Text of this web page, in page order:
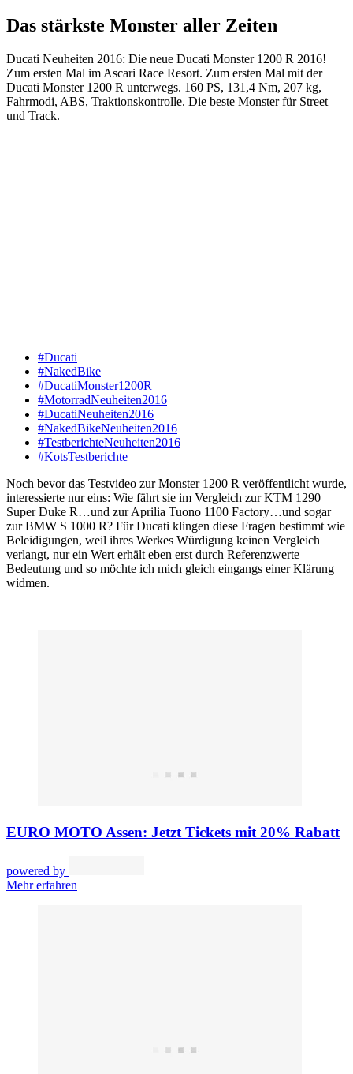
Das stärkste Monster aller Zeiten
Ducati Neuheiten 2016: Die neue Ducati Monster 1200 R 2016!
Zum ersten Mal im Ascari Race Resort. Zum ersten Mal mit der
Ducati Monster 1200 R unterwegs. 160 PS, 131,4 Nm, 207 kg,
Fahrmodi, ABS, Traktionskontrolle. Die beste Monster für Street
und Track.
#Ducati
#NakedBike
#DucatiMonster1200R
#MotorradNeuheiten2016
#DucatiNeuheiten2016
#NakedBikeNeuheiten2016
#TestberichteNeuheiten2016
#KotsTestberichte
Noch bevor das Testvideo zur Monster 1200 R veröffentlicht wurde,
interessierte nur eins: Wie fährt sie im Vergleich zur KTM 1290
Super Duke R…und zur Aprilia Tuono 1100 Factory…und sogar
zur BMW S 1000 R? Für Ducati klingen diese Fragen bestimmt wie
Beleidigungen, weil ihres Werkes Würdigung keinen Vergleich
verlangt, nur ein Wert erhält eben erst durch Referenzwerte
Bedeutung und so möchte ich mich gleich eingangs einer Klärung
widmen.
EURO MOTO Assen: Jetzt Tickets mit 20% Rabatt
powered by
Mehr erfahren